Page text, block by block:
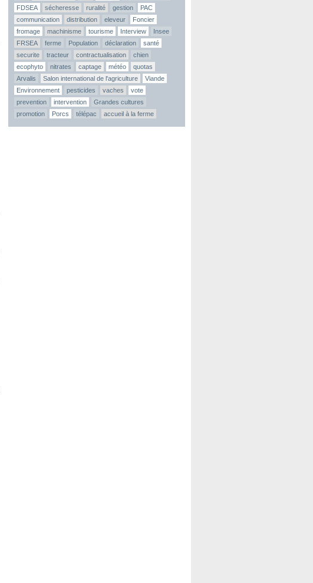
FDSEA
sécheresse ruralité gestion
PAC
communication
distribution eleveur
Foncier
fromage
machinisme tourisme Interview
Insee
FRSEA
ferme Population déclaration
santé
securite
tracteur contractualisation
chien
ecophyto
nitrates captage météo
quotas
Arvalis
Salon international de l'agriculture
Viande
Environnement
pesticides vaches
vote
prevention
intervention
Grandes cultures
promotion
Porcs télépac accueil à la ferme